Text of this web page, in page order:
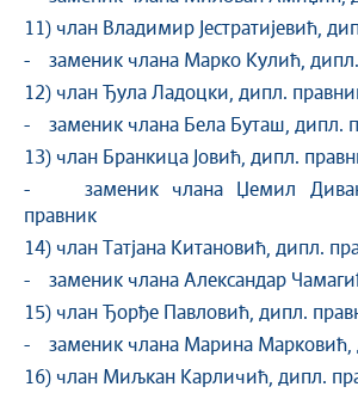
11) члан Владимир Јестратијевић,
- заменик члана Марко Кулић,
12) члан Ђула Ладоцки, дипл.
- заменик члана Бела Буташ, дипл.
13) члан Бранкица Јовић, дипл.
- заменик члана Џемил
правник
14) члан Татјана Китановић, дипл.
- заменик члана Александар
15) члан Ђорђе Павловић, дипл.
- заменик члана Марина Марковић,
16) члан Миљкан Карличић, дипл.